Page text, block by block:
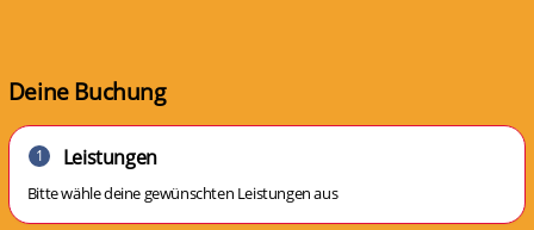
Deine Buchung
1 Leistungen
Bitte wähle deine gewünschten Leistungen aus